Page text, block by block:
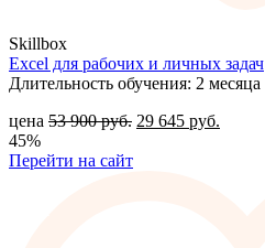
Skillbox
Excel для рабочих и личных задач
Длительность обучения: 2 месяца
цена 53 900руб. 29 645 руб.
45%
Перейти на сайт